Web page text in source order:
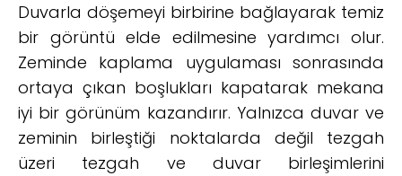
Duvarla döşemeyi birbirine bağlayarak temiz
bir görüntü elde edilmesine yardımcı olur.
Zeminde kaplama uygulaması sonrasında
ortaya çıkan boşlukları kapatarak mekana
iyi bir görünüm kazandırır. Yalnızca duvar ve
zeminin birleştiği noktalarda değil tezgah
üzeri tezgah ve duvar birleşimlerini